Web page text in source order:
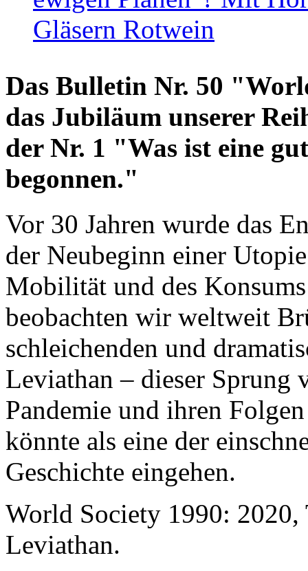
Gläsern Rotwein
Das Bulletin Nr. 50
das Jubiläum unserer
der Nr. 1 "Was ist eine
begonnen."
Vor 30 Jahren wurde das
der Neubeginn einer
Mobilität und des
beobachten wir weltweit
schleichenden und
Leviathan – dieser Sprung
Pandemie und ihren
könnte als eine der
Geschichte eingehen.
World Society 1990: 2020,
Leviathan.